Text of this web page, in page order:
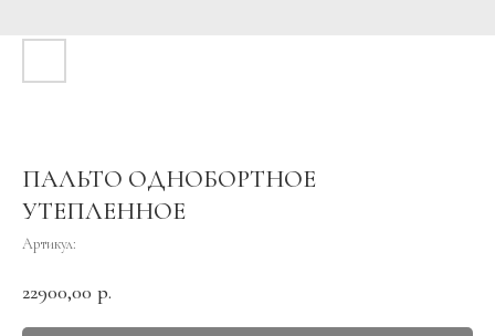
ПАЛЬТО ОДНОБОРТНОЕ
УТЕПЛЕННОЕ
Артикул:
22900,00 р.